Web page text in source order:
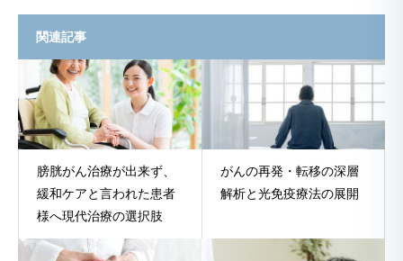
関連記事
膀胱がん治療が出来ず、
緩和ケアと言われた患者
様へ現代治療の選択肢
がんの再発・転移の深層
解析と光免疫療法の展開